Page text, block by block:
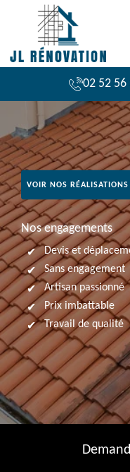
02 52 56
VOIR NOS RÉALISATIONS
Nos engagements
Devis et
Sans engagement
Artisan passionné
Prix imbattable
Travail de qualité